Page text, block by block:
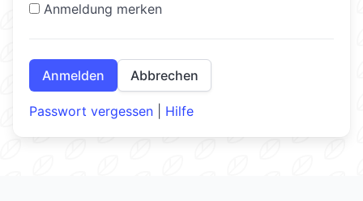
Anmeldung merken
Anmelden Abbrechen
Passwort vergessen Hilfe